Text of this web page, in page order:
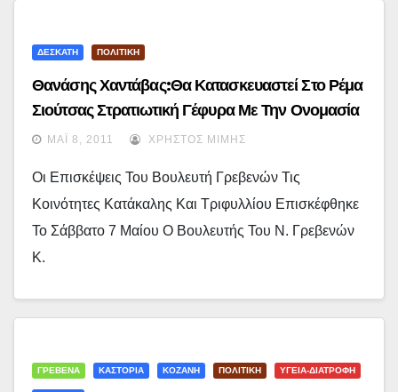
ΔΕΣΚΑΤΗ ΠΟΛΙΤΙΚΗ
Θανάσης Χαντάβας:Θα Κατασκευαστεί Στο Ρέμα
Σιούτσας Στρατιωτική Γέφυρα Με Την Ονομασία
“Γέφυρα Νίκου Προύφα”…
ΜΆΙ 8, 2011 ΧΡΉΣΤΟΣ ΜΊΜΗΣ
Οι Επισκέψεις Του Βουλευτή Γρεβενών Τις
Κοινότητες Κατάκαλης Και Τριφυλλίου Επισκέφθηκε
Το Σάββατο 7 Μαίου Ο Βουλευτής Του Ν. Γρεβενών
Κ.
ΓΡΕΒΕΝΑ ΚΑΣΤΟΡΙΑ ΚΟΖΑΝΗ ΠΟΛΙΤΙΚΗ ΥΓΕΙΑ-ΔΙΑΤΡΟΦΗ